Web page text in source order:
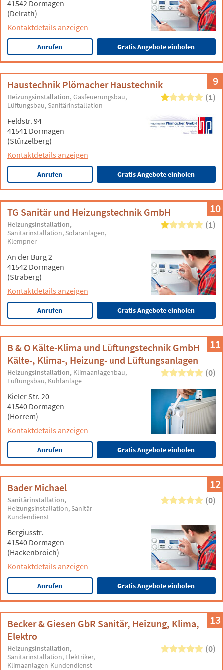
41542 Dormagen
(Delrath)
Kontaktdetails anzeigen
Anrufen Gratis Angebote einholen
9
Haustechnik Plömacher Haustechnik
Heizungsinstallation Gasfeuerungsbau
Lüftungsbau Sanitärinstallation
(1)
Feldstr. 94
41541 Dormagen
(Stürzelberg)
Kontaktdetails anzeigen
Anrufen Gratis Angebote einholen
10
TG Sanitär und Heizungstechnik GmbH
Heizungsinstallation
Sanitärinstallation Solaranlagen
Klempner
(1)
An der Burg 2
41542 Dormagen
(Straberg)
Kontaktdetails anzeigen
Anrufen Gratis Angebote einholen
11
B & O Kälte-Klima und Lüftungstechnik GmbH
Kälte-, Klima-, Heizung- und Lüftungsanlagen
Heizungsinstallation Klimaanlagenbau
Lüftungsbau Kühlanlage
(0)
Kieler Str. 20
41540 Dormagen
(Horrem)
Kontaktdetails anzeigen
Anrufen Gratis Angebote einholen
12
Bader Michael
Sanitärinstallation
Heizungsinstallation Sanitär-
Kundendienst
(0)
Bergiusstr.
41540 Dormagen
(Hackenbroich)
Kontaktdetails anzeigen
Anrufen Gratis Angebote einholen
13
Becker & Giesen GbR Sanitär, Heizung, Klima,
Elektro
Heizungsinstallation
Sanitärinstallation Elektriker
Klimaanlagen-Kundendienst
(0)